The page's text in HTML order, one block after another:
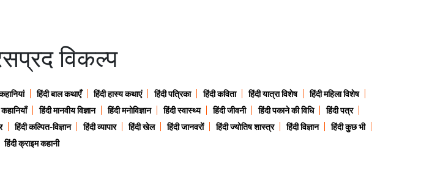
विकल्प
हिंदी बाल कथाएँ हिंदी हास्य कथाएं हिंदी पत्रिका हिंदी कविता हिंदी यात्रा विशेष
हिंदी महिला विशेष
हिंदी मानवीय विज्ञान हिंदी मनोविज्ञान हिंदी स्वास्थ्य हिंदी जीवनी हिंदी पकाने की विधि
हिंदी पत्र
हिंदी कल्पित-विज्ञान हिंदी व्यापार हिंदी खेल हिंदी जानवरों हिंदी ज्योतिष शास्त्र हिंदी विज्ञान
हिंदी कुछ भी
हिंदी क्राइम कहानी